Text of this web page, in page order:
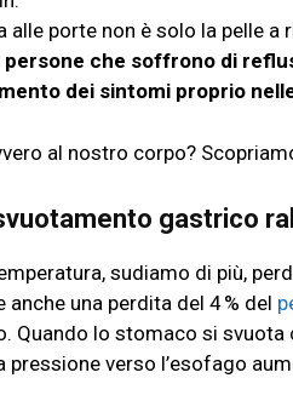
alle porte non è solo la pelle
persone che soffrono di
dei sintomi proprio
al nostro corpo?
gastrico
sudiamo di più,
una perdita del 4 % del
Quando lo stomaco si svuota
pressione verso l’esofago